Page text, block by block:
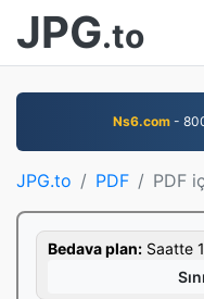
JPG.to
Ns6.com -
JPG.to PDF PDF
Bedava plan: Saatte